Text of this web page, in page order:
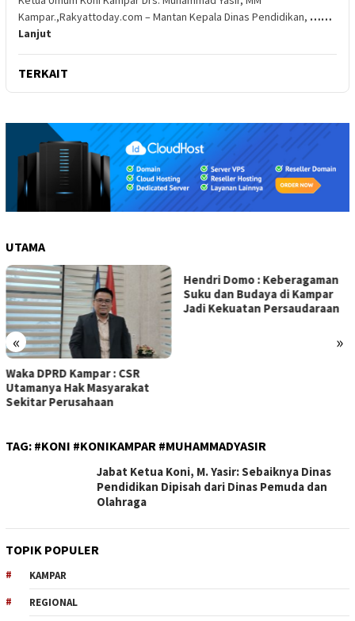
Kampar.,Rakyattoday.com – Mantan Kepala Dinas Pendidikan, ……
Lanjut
TERKAIT
UTAMA
« »
Hendri Domo : Keberagaman
Suku dan Budaya di Kampar
Jadi Kekuatan Persaudaraan
Olah Minyak Jelantah dari
Biodiesel, Prestasi Siswa MAN
5 Kampar Diapresiasi Eko
TAG: #KONI #KONIKAMPAR #MUHAMMADYASIR
Jabat Ketua Koni, M. Yasir: Sebaiknya Dinas
Pendidikan Dipisah dari Dinas Pemuda dan
Olahraga
TOPIK POPULER
KAMPAR
REGIONAL